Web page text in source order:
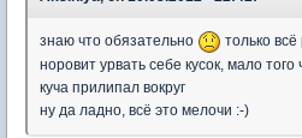
знаю что обязательно
только
норовит урвать себе кусок, мало
куча прилипал вокруг
ну да ладно, всё это мелочи :-)